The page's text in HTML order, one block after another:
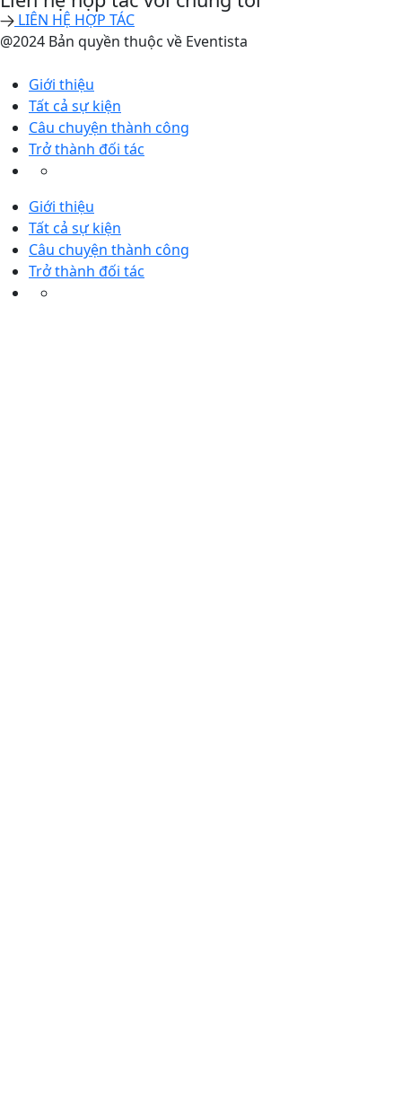
LIÊN HỆ HỢP TÁC
@2024 Bản quyền thuộc về Eventista
Giới thiệu
Tất cả sự kiện
Câu chuyện thành công
Trở thành đối tác
Giới thiệu
Tất cả sự kiện
Câu chuyện thành công
Trở thành đối tác